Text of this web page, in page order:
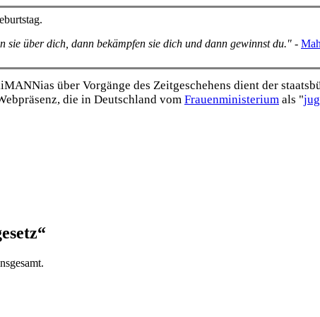
sie über dich, dann bekämpfen sie dich und dann gewinnst du." -
über Vorgänge des Zeitgeschehens dient der
die in Deutschland vom Frauen­ministerium als "